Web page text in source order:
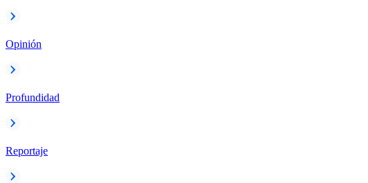
Opinión
Profundidad
Reportaje